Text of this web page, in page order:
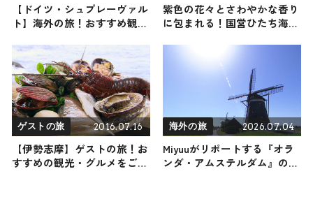
【ドイツ・シュプレーヴァル
ト】海外の旅！おすすめ観光
紫色の花々とさわやかな香り
に包まれる！国営ひたち海浜
ーやコーラの香りのハーブも
ゲストの旅 2016.07.16
【伊勢志摩】ゲストの旅！お
すすめの観光・グルメをご紹
海外の旅 2026.07.04
Miyuuがリポートする『オラ
ンダ・アムステルダム』の